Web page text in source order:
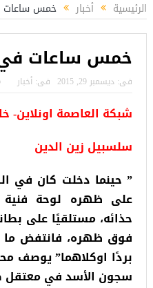
الرئيسية أخبار خمس ساعات
خمس ساعات
فى: ديسمبر 29, 2015 فى: أخبار
شبكة العاصمة اونلاين-
سلسبيل زين الدين
” حينما دخلت كان في
على ظهره لوحة
حذائه، مستلقيًا على
فوق ظهره، فانتفض
بردًا اوكلاهما” يوصف
سجون الأسد في معتقل